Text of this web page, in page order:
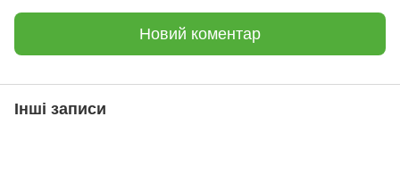
Новий коментар
Інші записи